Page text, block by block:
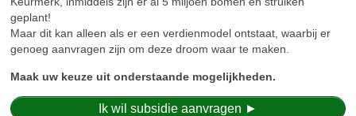
geplant!
Maar dit kan alleen als er een verdienmodel ontstaat, waarbij er
genoeg aanvragen zijn om deze droom waar te maken.
Maak uw keuze uit onderstaande mogelijkheden.
Ik wil subsidie aanvragen ►